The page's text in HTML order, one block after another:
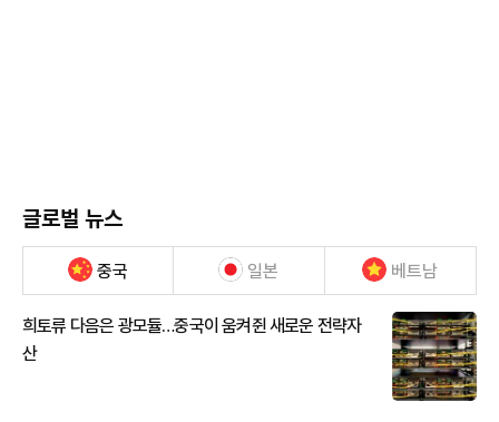
글로벌 뉴스
중국 일본 베트남
희토류 다음은 광모듈…중국이 움켜쥔 새로운 전략자
산